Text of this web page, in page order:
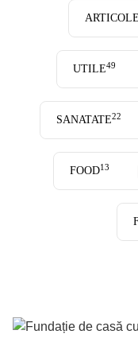
UTILE49
SANATATE22
FOOD13